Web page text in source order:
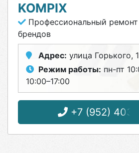
KOMPIX
Профессиональный ремонт
брендов
Адрес: улица Горького,
Режим работы: пн-пт
10:00–17:00
+7 (952) 403-